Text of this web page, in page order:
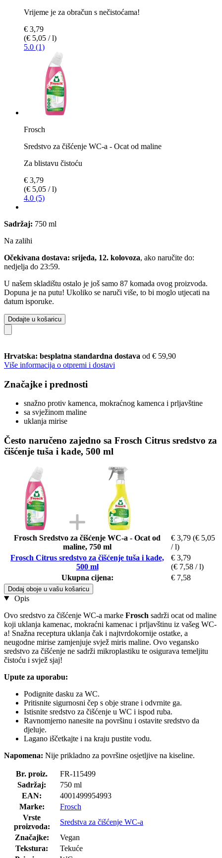
Vrijeme je za obračun s nečistoćama!
€ 3,79
(€ 5,05 / l)
5.0 (1)
Frosch
Sredstvo za čišćenje WC-a - Ocat od maline
Za blistavu čistoću
€ 3,79
(€ 5,05 / l)
4.0 (5)
Sadržaj: 750 ml
Na zalihi
Očekivana dostava: srijeda, 12. kolovoza, ako naručite do:
nedjelja do 23:59.
U našem skladištu ostalo je još samo 87 komada ovog proizvoda.
Dopuna je na putu! Ukoliko se naruči više, to bi moglo utjecati na
datum isporuke.
Dodajte u košaricu
Hrvatska: besplatna standardna dostava od € 59,90
Više informacija o otpremi i dostavi
Značajke i prednosti
snažno protiv kamenca, mokraćnog kamenca i prljavštine
sa svježinom maline
uklanja mirise
Često naručeno zajedno sa Frosch Citrus sredstvo za
čišćenje tuša i kade, 500 ml
Frosch Sredstvo za čišćenje WC-a - Ocat od
maline, 750 ml
€ 3,79 (€ 5,05
/ l)
Frosch Citrus sredstvo za čišćenje tuša i kade,
500 ml
€ 3,79
(€ 7,58 / l)
Ukupna cijena:
€ 7,58
Dodaj oboje u vašu košaricu
Opis
Ovo sredstvo za čišćenje WC-a marke Frosch sadrži ocat od maline
koji uklanja kamenac, mokraćni kamenac i prljavštinu iz vašeg WC-
a! Snažna receptura uklanja čak i najtvrdokornije ostatke, a
neugodne mirise zamjenjuje svjež miris maline. Ovo vegansko
sredstvo za čišćenje ne sadrži mikroplastiku te osigurava temeljitu
čistoću i svjež sjaj!
Upute za uporabu:
Podignite dasku za WC.
Pritisnite sigurnosni čep s obje strane i odvrnite ga.
Istisnite sredstvo za čišćenje u WC i ispod ruba.
Ravnomjerno nanesite na površinu i ostavite sredstvo da
djeluje.
Lagano iščetkajte i na kraju pustite vodu.
Napomena: Nije prikladno za površine osjetljive na kiseline.
Br. proiz.
FR-115499
Sadržaj:
750 ml
EAN:
4001499954993
Marke:
Frosch
Vrste
proizvoda:
Sredstva za čišćenje WC-a
Značajke:
Vegan
Tekstura:
Tekuće